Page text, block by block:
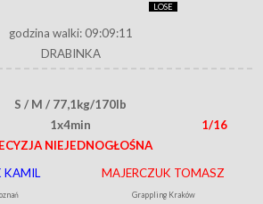
LOSE
godzina walki: 09:09:11
DRABINKA
S / M / 77,1kg/170lb
1x4min
1/16
NIEJEDNOGŁOŚNA
KAMIL
MAJERCZUK TOMASZ
Grappling Kraków